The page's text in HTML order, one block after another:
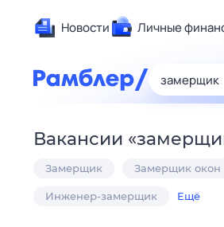
Новости Личные
Вакансии «
Замерщик Замерщик окон
Инженер-замерщик Ещё